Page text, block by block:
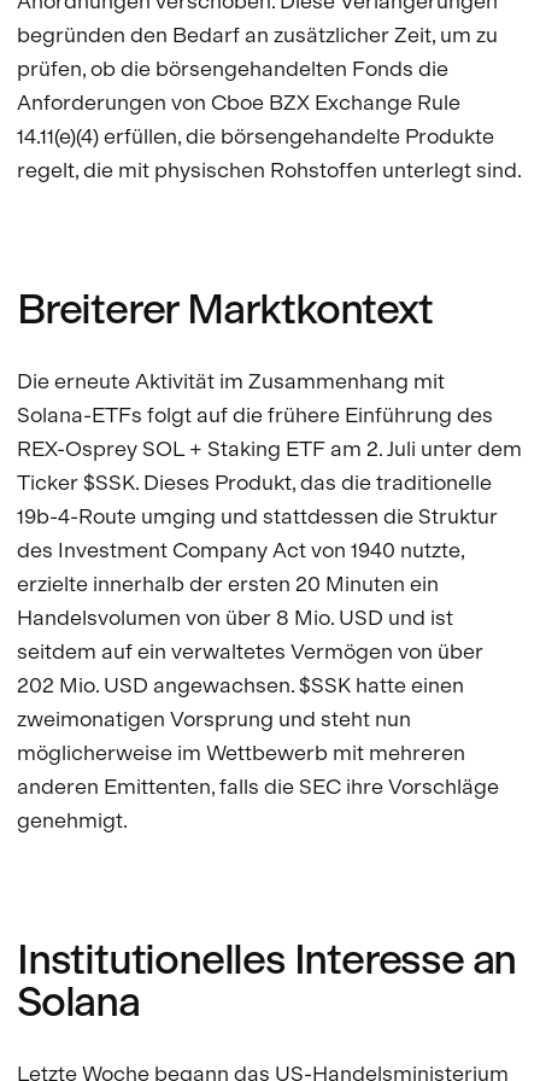
begründen den Bedarf an zusätzlicher Zeit, um zu
prüfen, ob die börsengehandelten Fonds die
Anforderungen von Cboe BZX Exchange Rule
14.11(e)(4) erfüllen, die börsengehandelte Produkte
regelt, die mit physischen Rohstoffen unterlegt sind.
Breiterer Marktkontext
Die erneute Aktivität im Zusammenhang mit
Solana-ETFs folgt auf die frühere Einführung des
REX-Osprey SOL + Staking ETF am 2. Juli unter dem
Ticker $SSK. Dieses Produkt, das die traditionelle
19b-4-Route umging und stattdessen die Struktur
des Investment Company Act von 1940 nutzte,
erzielte innerhalb der ersten 20 Minuten ein
Handelsvolumen von über 8 Mio. USD und ist
seitdem auf ein verwaltetes Vermögen von über
202 Mio. USD angewachsen. $SSK hatte einen
zweimonatigen Vorsprung und steht nun
möglicherweise im Wettbewerb mit mehreren
anderen Emittenten, falls die SEC ihre Vorschläge
genehmigt.
Institutionelles Interesse an
Solana
Letzte Woche begann das US-Handelsministerium